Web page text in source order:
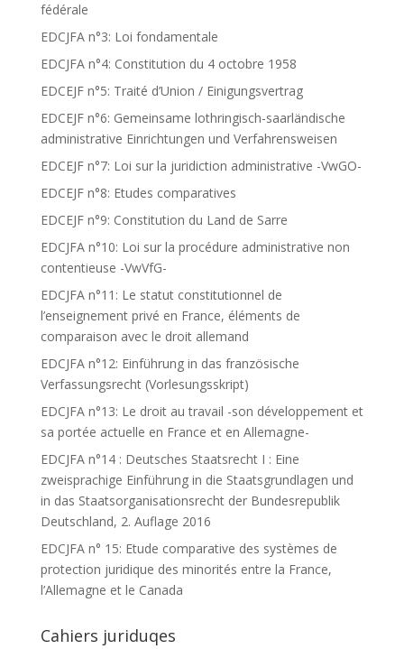
fédérale
EDCJFA n°3: Loi fondamentale
EDCJFA n°4: Constitution du 4 octobre 1958
EDCEJF n°5: Traité d’Union / Einigungsvertrag
EDCEJF n°6: Gemeinsame lothringisch-saarländische
administrative Einrichtungen und Verfahrensweisen
EDCEJF n°7: Loi sur la juridiction administrative -VwGO-
EDCEJF n°8: Etudes comparatives
EDCEJF n°9: Constitution du Land de Sarre
EDCJFA n°10: Loi sur la procédure administrative non
contentieuse -VwVfG-
EDCJFA n°11: Le statut constitutionnel de
l’enseignement privé en France, éléments de
comparaison avec le droit allemand
EDCJFA n°12: Einführung in das französische
Verfassungsrecht (Vorlesungsskript)
EDCJFA n°13: Le droit au travail -son développement et
sa portée actuelle en France et en Allemagne-
EDCJFA n°14 : Deutsches Staatsrecht I : Eine
zweisprachige Einführung in die Staatsgrundlagen und
in das Staatsorganisationsrecht der Bundesrepublik
Deutschland, 2. Auflage 2016
EDCJFA n° 15: Etude comparative des systèmes de
protection juridique des minorités entre la France,
l’Allemagne et le Canada
Cahiers juriduqes